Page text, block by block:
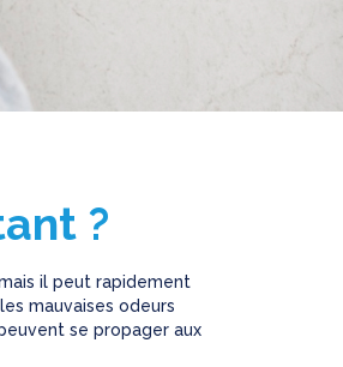
?
il peut rapidement
mauvaises odeurs
se propager aux